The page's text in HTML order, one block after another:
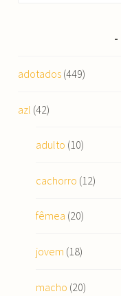
adotados (449)
azl (42)
adulto (10)
cachorro (12)
fêmea (20)
jovem (18)
macho (20)